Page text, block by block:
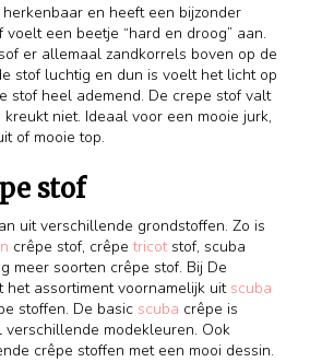
en heeft een bijzonder
een beetje “hard en droog” aan.
er allemaal zandkorrels boven op de
stof luchtig en dun is voelt het licht op
stof heel ademend. De crepe stof valt
niet. Ideaal voor een mooie jurk,
of mooie top.
stof
uit verschillende grondstoffen. Zo is
crêpe stof, crêpetricotstof, scuba
meer soorten crêpe stof. Bij De
het assortiment voornamelijk uit scuba
stoffen. De basic scuba crêpe is
verschillende modekleuren. Ook
crêpe stoffen met een mooi dessin.